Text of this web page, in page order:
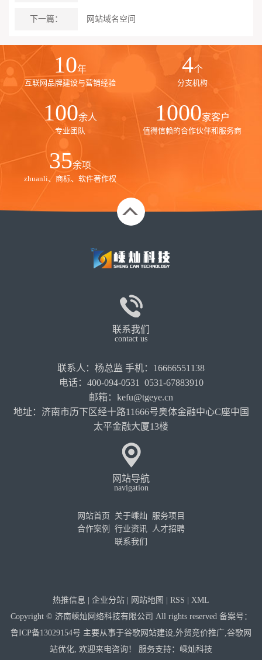
下一篇： 网站域名空间
10年
互联网品牌建设与营销经验
4个
分支机构
100余人
专业团队
1000家客户
值得信赖的合作伙伴和服务商
35余项
zhuanli、商标、软件著作权
联系我们
contact us
联系人：杨总监 手机：16666551138
电话：400-094-0531 0531-67883910
邮箱：kefu@tgeye.cn
地址：济南市历下区经十路11666号奥体金融中心C座中国
太平金融大厦13楼
网站导航
navigation
网站首页 关于嵊灿
服务项目
合作案例
行业资讯
人才招聘
联系我们
热推信息 | 企业分站 | 网站地图 | RSS | XML
Copyright © 济南嵊灿网络科技有限公司 All rights reserved 备案号：
鲁ICP备13029154号 主要从事于谷歌网站建设 外贸竞价推广 谷歌网
站优化 , 欢迎来电咨询！ 服务支持： 嵊灿科技